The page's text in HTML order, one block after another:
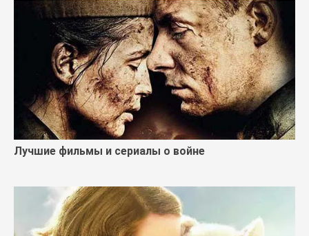
Лучшие фильмы и сериалы о войне